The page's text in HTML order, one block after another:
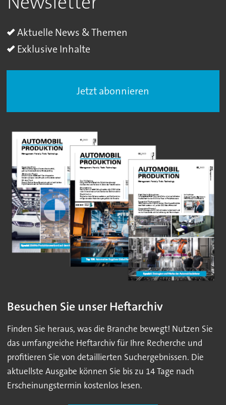
Aktuelle News & Themen
Exklusive Inhalte
Jetzt abonnieren
Besuchen Sie unser Heftarchiv
Finden Sie heraus, was die Branche bewegt! Nutzen Sie
das umfangreiche Heftarchiv für Ihre Recherche und
profitieren Sie von detaillierten Suchergebnissen. Die
aktuellste Ausgabe können Sie bis zu 14 Tage nach
Erscheinungstermin kostenlos lesen.